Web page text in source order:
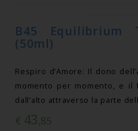
B45 Equilibrium
(50ml)
Respiro d’Amore: Il dono
momento per momento, e il
dall’alto attraverso la parte
€ 43,85